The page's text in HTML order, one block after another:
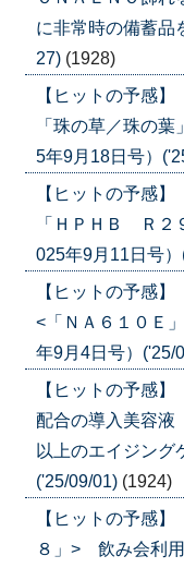
に非常時の備蓄品
27) (1928)
【ヒットの予感
「珠の草／珠の
5年9月18日号）
【ヒットの予感
「ＨＰＨＢ Ｒ２
025年9月11日号
【ヒットの予感
<「ＮＡ６１０Ｅ
年9月4日号）('25/
【ヒットの予感
配合の導入美容
以上のエイジング
('25/09/01) (1924)
【ヒットの予感
８」> 飲み会利